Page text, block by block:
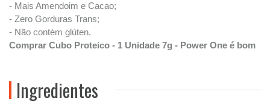
- Mais Amendoim e Cacao;
- Zero Gorduras Trans;
- Não contém glúten.
Comprar Cubo Proteico - 1 Unidade 7g - Power One é bom
Ingredientes